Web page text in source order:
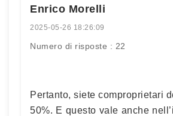
Enrico Morelli
2025-05-26 18:26:09
Numero di risposte : 22
Pertanto, siete comproprietari
50%. E questo vale anche